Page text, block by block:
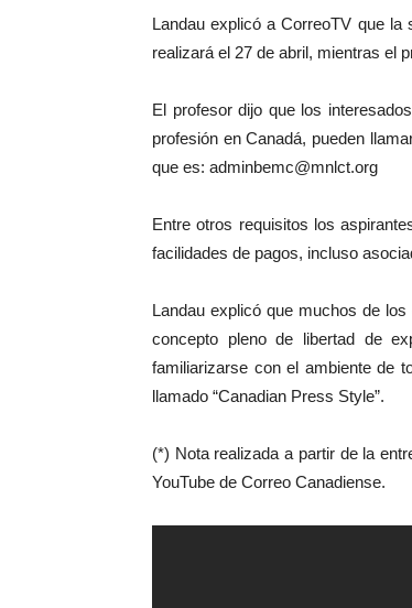
Landau explicó a CorreoTV que
realizará el 27 de abril, mientras el
El profesor dijo que los
profesión en Canadá, pueden
que es: adminbemc@mnlct.org
Entre otros requisitos los
facilidades de pagos, incluso
Landau explicó que muchos de
concepto pleno de libertad de
familiarizarse con el ambiente de
llamado “Canadian Press Style”.
(*) Nota realizada a partir de la
YouTube de Correo Canadiense.